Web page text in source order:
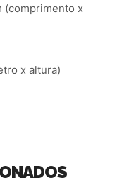
(comprimento x
x altura)